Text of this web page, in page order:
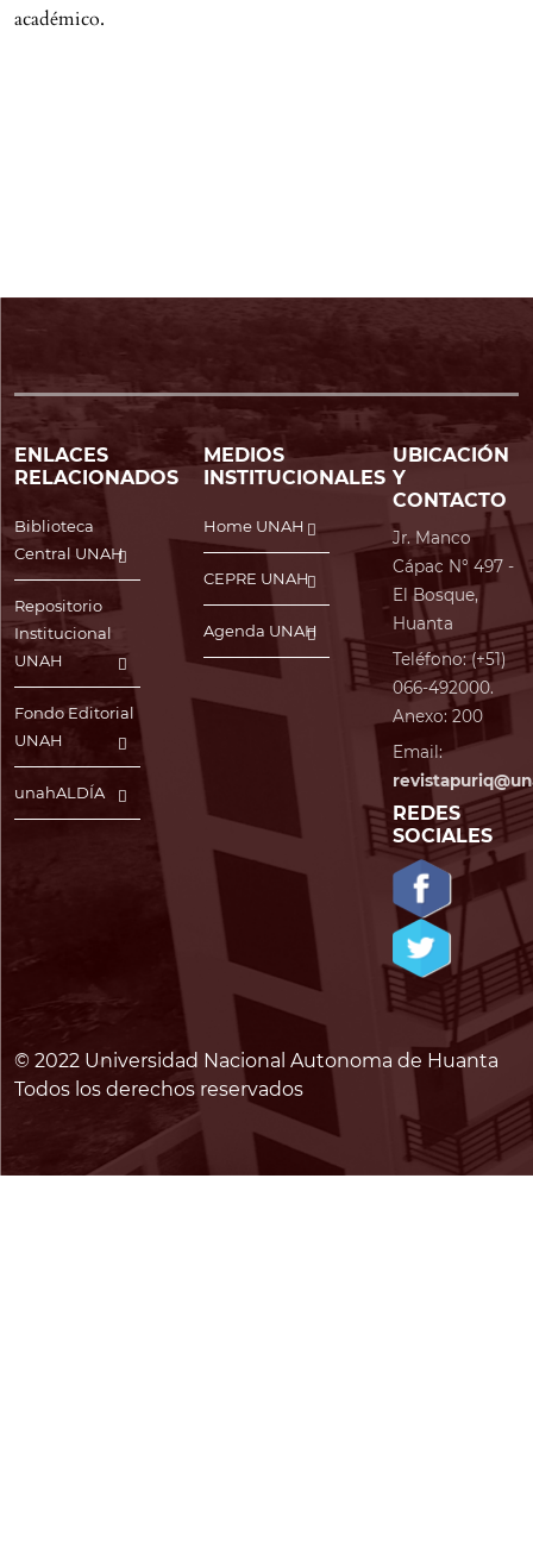
académico.
ENLACES
RELACIONADOS
Biblioteca
Central UNAH
Repositorio
Institucional
UNAH
Fondo Editorial
UNAH
unahALDÍA
MEDIOS
INSTITUCIONALES
Home UNAH
CEPRE UNAH
Agenda UNAH
UBICACIÓN
Y
CONTACTO
Jr. Manco
Cápac N° 497 -
El Bosque,
Huanta
Teléfono: (+51)
066-492000.
Anexo: 200
Email:
REDES
SOCIALES
© 2022 Universidad Nacional Autonoma de Huanta
Todos los derechos reservados